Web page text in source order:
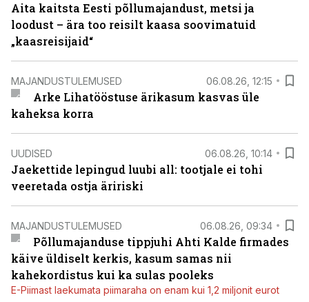
Aita kaitsta Eesti põllumajandust, metsi ja
loodust – ära too reisilt kaasa soovimatuid
„kaasreisijaid“
MAJANDUSTULEMUSED 06.08.26, 12:15
Arke Lihatööstuse ärikasum kasvas üle
kaheksa korra
UUDISED 06.08.26, 10:14
Jaekettide lepingud luubi all: tootjale ei tohi
veeretada ostja äririski
MAJANDUSTULEMUSED 06.08.26, 09:34
Põllumajanduse tippjuhi Ahti Kalde firmades
käive üldiselt kerkis, kasum samas nii
kahekordistus kui ka sulas pooleks
E-Piimast laekumata piimaraha on enam kui 1,2 miljonit eurot